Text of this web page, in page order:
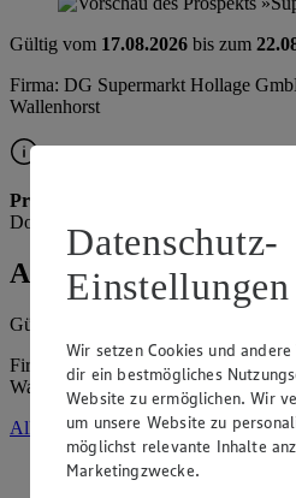
Gültig vom 17.08.2026 bis zum
Firma: DG Supermarkt Hollage
Wallenhorst
Prospekt ab Donnerstag
Donnerstag verfügbar.
Angebote der Woche
Gültig vom
Firma: DG Supermarkt Hollage
Wallenhorst
Alle Angebote ansehen
Angebot:Beemster
Datenschutz-
Einstellungen
Wir setzen Cookies und
dir ein bestmögliches
Website zu ermöglichen. Wir
um unsere Website zu
möglichst relevante Inhalte
Marketingzwecke.